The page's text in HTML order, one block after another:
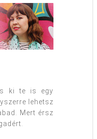
ki te is egy
lehetsz
Mert érsz